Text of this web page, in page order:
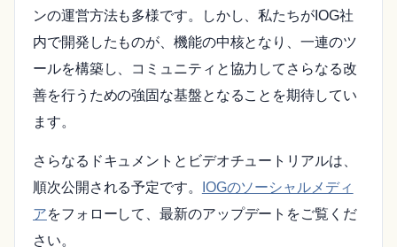
ンの運営方法も多様です。しかし、私たちがIOG社
内で開発したものが、機能の中核となり、一連のツ
ールを構築し、コミュニティと協力してさらなる改
善を行うための強固な基盤となることを期待してい
ます。
さらなるドキュメントとビデオチュートリアルは、
順次公開される予定です。
IOGのソーシャルメディ
アをフォローして、最新のアップデートをご覧くだ
さい。